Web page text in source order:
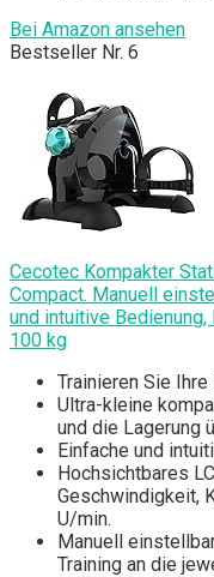
Bei Amazon ansehen
Bestseller Nr. 6
Cecotec Kompakter
Compact. Manuell
und intuitive
100 kg
Trainieren Sie
Ultra-kleine
und die Lagerung
Einfache und
Hochsichtbares
Geschwindigkeit,
U/min.
Manuell
Training an die